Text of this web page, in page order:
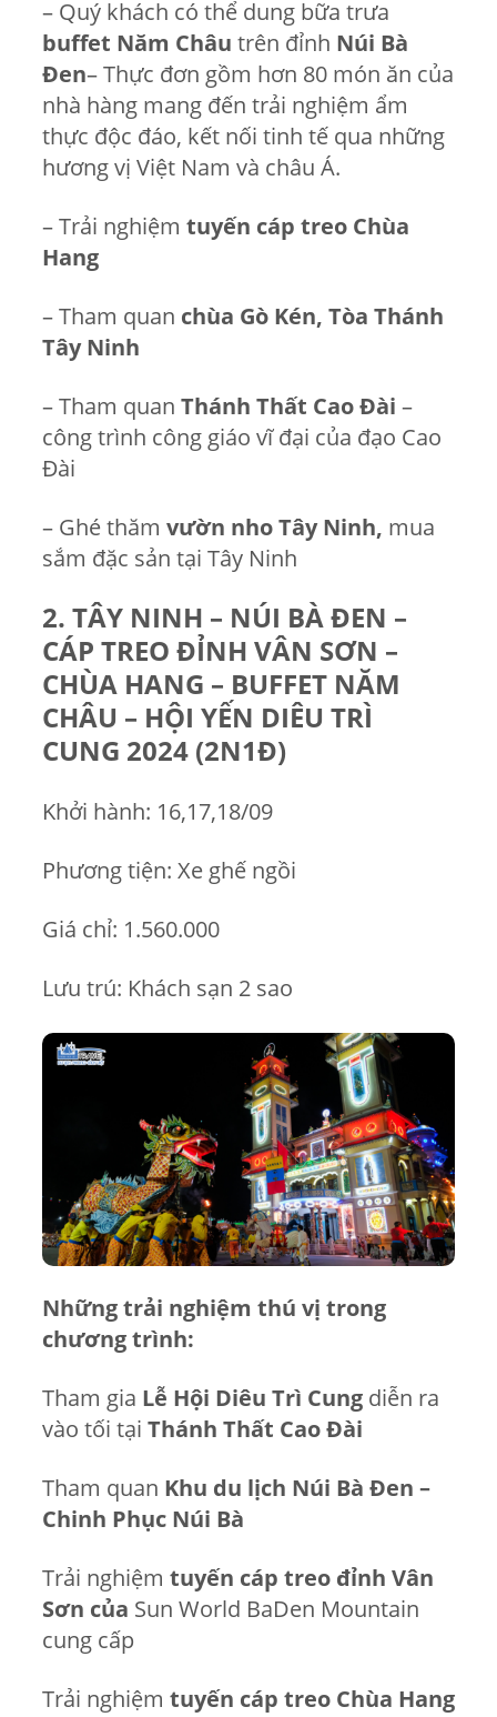
– Quý khách có thể dung bữa trưa
buffet Năm Châu trên đỉnh Núi Bà
Đen– Thực đơn gồm hơn 80 món ăn của
nhà hàng mang đến trải nghiệm ẩm
thực độc đáo, kết nối tinh tế qua những
hương vị Việt Nam và châu Á.
– Trải nghiệm tuyến cáp treo Chùa
Hang
– Tham quan chùa Gò Kén, Tòa Thánh
Tây Ninh
– Tham quan Thánh Thất Cao Đài –
công trình công giáo vĩ đại của đạo Cao
Đài
– Ghé thăm vườn nhoTây Ninh, mua
sắm đặc sản tại Tây Ninh
2. TÂY NINH – NÚI BÀ ĐEN –
CÁP TREO ĐỈNH VÂN SƠN –
CHÙA HANG – BUFFET NĂM
CHÂU – HỘI YẾN DIÊU TRÌ
CUNG 2024 (2N1Đ)
Khởi hành: 16,17,18/09
Phương tiện: Xe ghế ngồi
Giá chỉ: 1.560.000
Lưu trú: Khách sạn 2 sao
Những trải nghiệm thú vị trong
chương trình:
Tham gia Lễ Hội Diêu Trì Cung diễn ra
vào tối tại Thánh Thất Cao Đài
Tham quan Khu du lịch Núi Bà Đen –
Chinh Phục Núi Bà
Trải nghiệm tuyến cáp treo đỉnh Vân
Sơn của Sun World BaDen Mountain
cung cấp
Trải nghiệm tuyến cáp treo Chùa Hang